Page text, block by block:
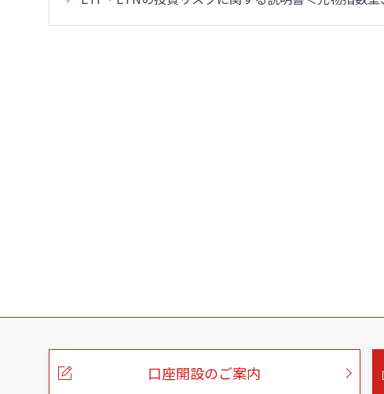
こ
口座開設のご案内